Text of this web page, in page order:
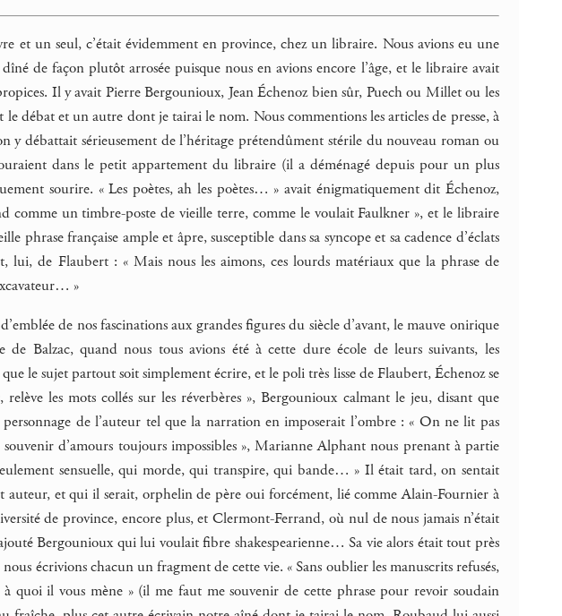
et un seul, c’était évidemment en province, chez un libraire. Nous avions eu une
de façon plutôt arrosée puisque nous en avions encore l’âge, et le libraire avait
Il y avait Pierre Bergounioux, Jean Échenoz bien sûr, Puech ou Millet ou les
débat et un autre dont je tairai le nom. Nous commentions les articles de presse, à
y débattait sérieusement de l’héritage prétendûment stérile du nouveau roman ou
dans le petit appartement du libraire (il a déménagé depuis pour un plus
sourire. « Les poètes, ah les poètes… » avait énigmatiquement dit Échenoz,
comme un timbre-poste de vieille terre, comme le voulait Faulkner », et le libraire
phrase française ample et âpre, susceptible dans sa syncope et sa cadence d’éclats
de Flaubert : « Mais nous les aimons, ces lourds matériaux que la phrase de
»
de nos fascinations aux grandes figures du siècle d’avant, le mauve onirique
Balzac, quand nous tous avions été à cette dure école de leurs suivants, les
le sujet partout soit simplement écrire, et le poli très lisse de Flaubert, Échenoz se
les mots collés sur les réverbères », Bergounioux calmant le jeu, disant que
de l’auteur tel que la narration en imposerait l’ombre : « On ne lit pas
d’amours toujours impossibles », Marianne Alphant nous prenant à partie
sensuelle, qui morde, qui transpire, qui bande… » Il était tard, on sentait
et qui il serait, orphelin de père oui forcément, lié comme Alain-Fournier à
de province, encore plus, et Clermont-Ferrand, où nul de nous jamais n’était
Bergounioux qui lui voulait fibre shakespearienne… Sa vie alors était tout près
écrivions chacun un fragment de cette vie. « Sans oublier les manuscrits refusés,
à quoi il vous mène » (il me faut me souvenir de cette phrase pour revoir soudain